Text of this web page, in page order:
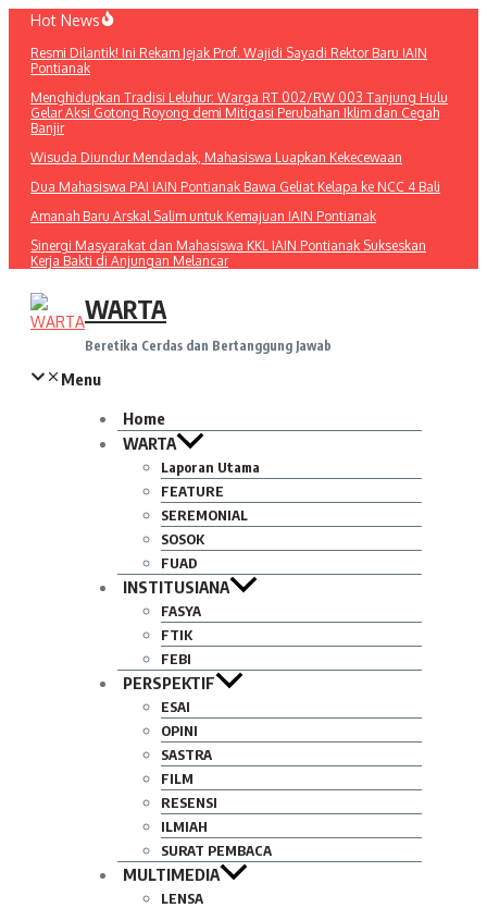
Lewati
konten
Hot News
Resmi Dilantik! Ini Rekam Jejak Prof. Wajidi Sayadi Rektor Baru IAIN
Pontianak
Menghidupkan Tradisi Leluhur: Warga RT 002/RW 003 Tanjung Hulu
Gelar Aksi Gotong Royong demi Mitigasi Perubahan Iklim dan Cegah
Banjir
Wisuda Diundur Mendadak, Mahasiswa Luapkan Kekecewaan
Dua Mahasiswa PAI IAIN Pontianak Bawa Geliat Kelapa ke NCC 4 Bali
Amanah Baru Arskal Salim untuk Kemajuan IAIN Pontianak
Sinergi Masyarakat dan Mahasiswa KKL IAIN Pontianak Sukseskan
Kerja Bakti di Anjungan Melancar
WARTA
Beretika Cerdas dan Bertanggung Jawab
Menu
Home
WARTA
Laporan Utama
FEATURE
SEREMONIAL
SOSOK
FUAD
INSTITUSIANA
FASYA
FTIK
FEBI
PERSPEKTIF
ESAI
OPINI
SASTRA
FILM
RESENSI
ILMIAH
SURAT PEMBACA
MULTIMEDIA
LENSA